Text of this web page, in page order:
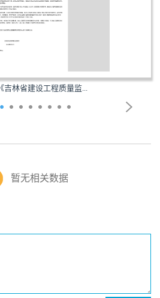
吉林省建设工程质量监...
暂无相关数据